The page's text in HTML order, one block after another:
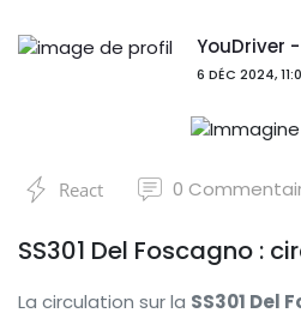
YouDriver
6 DÉC 2024,
React 0
SS301 Del Foscagno :
La circulation sur la SS301 Del